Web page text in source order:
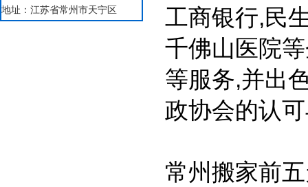
地址：江苏省常州市天宁区
工商银行,民
千佛山医院
等服务,并出
政协会的认
常州搬家前